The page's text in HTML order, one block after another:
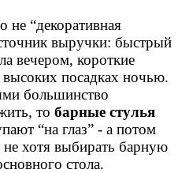
не “декоративная
выручки: быстрый
вечером, короткие
высоких посадках ночью.
большинство
то барные стулья
“на глаз” - а потом
хотя выбирать барную
стола.